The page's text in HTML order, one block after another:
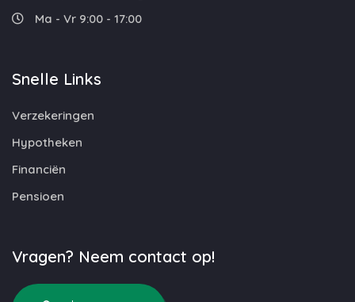
Ma - Vr 9:00 - 17:00
Snelle Links
Verzekeringen
Hypotheken
Financiën
Pensioen
Vragen? Neem contact op!